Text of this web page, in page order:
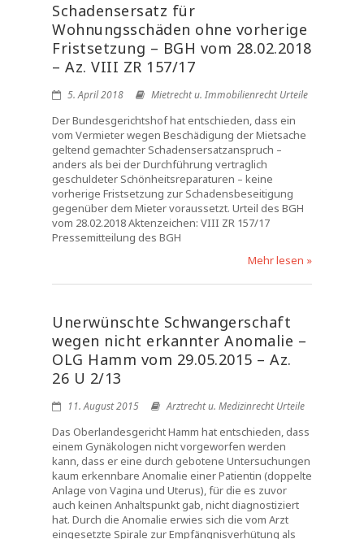
Schadensersatz für
Wohnungsschäden ohne vorherige
Fristsetzung – BGH vom 28.02.2018
– Az. VIII ZR 157/17
5. April 2018 Mietrecht u. Immobilienrecht Urteile
Der Bundesgerichtshof hat entschieden, dass ein
vom Vermieter wegen Beschädigung der Mietsache
geltend gemachter Schadensersatzanspruch –
anders als bei der Durchführung vertraglich
geschuldeter Schönheitsreparaturen – keine
vorherige Fristsetzung zur Schadensbeseitigung
gegenüber dem Mieter voraussetzt. Urteil des BGH
vom 28.02.2018 Aktenzeichen: VIII ZR 157/17
Pressemitteilung des BGH
Mehr lesen »
Unerwünschte Schwangerschaft
wegen nicht erkannter Anomalie –
OLG Hamm vom 29.05.2015 – Az.
26 U 2/13
11. August 2015 Arztrecht u. Medizinrecht Urteile
Das Oberlandesgericht Hamm hat entschieden, dass
einem Gynäkologen nicht vorgeworfen werden
kann, dass er eine durch gebotene Untersuchungen
kaum erkennbare Anomalie einer Patientin (doppelte
Anlage von Vagina und Uterus), für die es zuvor
auch keinen Anhaltspunkt gab, nicht diagnostiziert
hat. Durch die Anomalie erwies sich die vom Arzt
eingesetzte Spirale zur Empfängnisverhütung als